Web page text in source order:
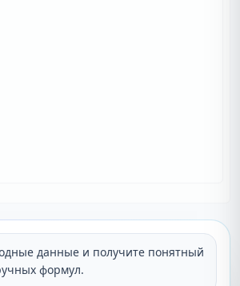
данные и получите понятный
формул.